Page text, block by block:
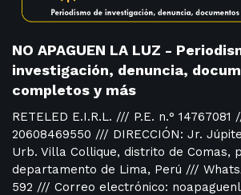
NO APAGUEN LA LUZ -
investigación, denuncia,
completos y más
RETELED E.I.R.L. /// P.E. n.° 14767081
20608469550 /// DIRECCIÓN: Jr.
Urb. Villa Collique, distrito de Comas,
departamento de Lima, Perú ///
592 /// Correo electrónico: